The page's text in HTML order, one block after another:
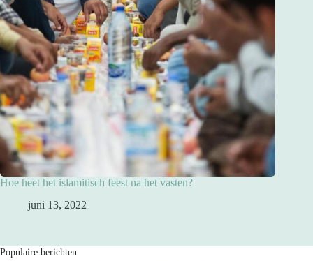
Hoe heet het islamitisch feest na het vasten?
juni 13, 2022
Populaire berichten